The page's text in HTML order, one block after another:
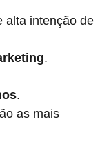
alta intenção de
.
.
as mais